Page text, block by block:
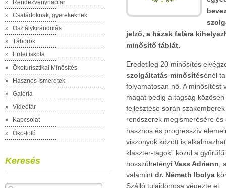
»
Rendezvénynaptár
»
Családoknak, gyerekeknek
»
Osztálykirándulás
»
Táborok
»
Erdei iskola
»
Ökoturisztikai Minősítés
»
Hasznos Ismeretek
»
Galéria
»
Videótár
»
Kapcsolat
»
Öko-totó
Keresés
jelző, a házak falára
minősítő táblát.
Eredetileg 20 minősítés
szolgáltatás minősítésénél
folyamatosan nő. A minősítést
magát pedig a tagság
fejlesztése során
rendszerek megismerésére
hasznos és progresszív
viszonyok között is
klaszter-tagok” közül a
hosszúhetényi Vass Adrienn
valamint dr. Németh Ibolya
Szálló tulajdonosa végezte el.